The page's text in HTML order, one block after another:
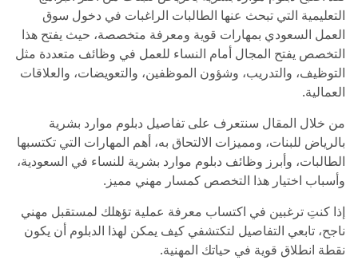
التعليمية التي تبحث عنها الطالبات الراغبات في دخول سوق
العمل السعودي بمهارات قوية ومعرفة متخصصة، حيث يفتح هذا
التخصص يفتح المجال أمام النساء للعمل في وظائف متعددة مثل
التوظيف، والتدريب، وشؤون الموظفين، والتعويضات، والعلاقات
العمالية.
من خلال المقال سنتعرف على تفاصيل دبلوم موارد بشرية
بالرياض للبنات، ومميزات الالتحاق به، أهم المهارات التي تكتسبها
الطالبات، وأبرز وظائف دبلوم موارد بشرية للنساء في السعودية،
وأسباب اختيار هذا التخصص كمسار مهني مميز.
إذا كنتِ ترغبين في اكتساب معرفة عملية تؤهلك لمستقبل مهني
ناجح، تابعي التفاصيل لتكتشفي كيف يمكن لهذا الدبلوم أن يكون
نقطة انطلاق قوية في حياتك المهنية.